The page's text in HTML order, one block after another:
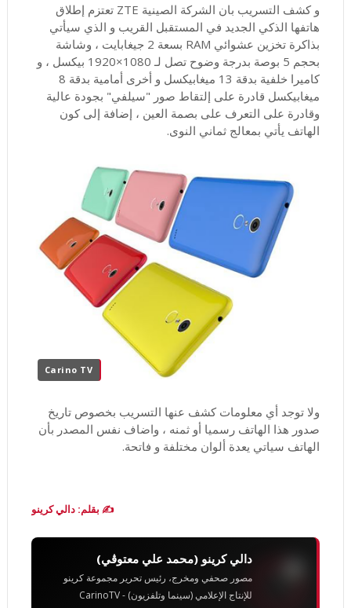
و كشف التسريب بان الشركة الصينية ZTE تعتزم إطلاق
هاتفها الذكي الجديد في المستقبل القريب و الذي سيأتي
بذاكرة تخزين عشوائي RAM بسعة 2 جيغابايت ، وشاشة
بحجم 5 بوصة بدرجة وضوح تصل لـ 1080×1920 بيكسل ، و
كاميرا خلفية بدقة 13 ميغابيكسل و أخرى أمامية بدقة 8
ميغابيكسل قادرة على إلتقاط صور "سيلفي" بجودة عالية
وقادرة على التعرف على بصمة العين ، إضافة إلى كون
الهاتف يأتي بمعالج ثماني النوى.
Carino TV
ولا توجد أي معلومات كشف عنها التسريب بخصوص تاريخ
صدور هذا الهاتف رسميا أو ثمنه ، واضاف نفس المصدر بأن
الهاتف سياتي يعدة ألوان مختلفة و فاتحة.
✍️ بقلم: دالي كرينو
دالي كرينو (محمد علي معتوڨي)
مصور صحفي ومخرج، رئيس تحرير مجموعة كرينو
للإنتاج الإعلامي (سينما وتلفزيون) - CarinoTV